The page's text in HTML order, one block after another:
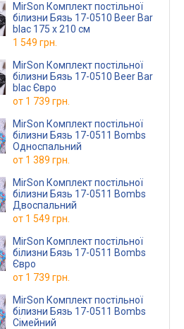
MirSon Комплект постільної
білизни Бязь 17-0510 Beer Bar
blac 175 x 210 см
1 549 грн.
MirSon Комплект постільної
білизни Бязь 17-0510 Beer Bar
blac Євро
от 1 739 грн.
MirSon Комплект постільної
білизни Бязь 17-0511 Bombs
Односпальний
от 1 389 грн.
MirSon Комплект постільної
білизни Бязь 17-0511 Bombs
Двоспальний
от 1 549 грн.
MirSon Комплект постільної
білизни Бязь 17-0511 Bombs
Євро
от 1 739 грн.
MirSon Комплект постільної
білизни Бязь 17-0511 Bombs
Сімейний